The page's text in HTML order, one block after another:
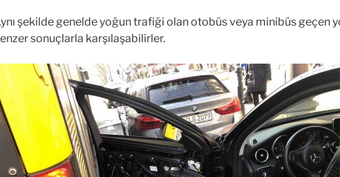
şekilde genelde yoğun trafiği olan otobüs veya minibüs geçen
sonuçlarla karşılaşabilirler.